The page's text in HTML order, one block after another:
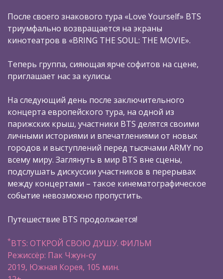
После своего знакового тура «Love Yourself» BTS
триумфально возвращается на экраны
кинотеатров в «BRING THE SOUL: THE MOVIE».
Теперь группа, сияющая ярче софитов на сцене,
приглашает нас за кулисы.
На следующий день после заключительного
концерта европейского тура, на одной из
парижских крыш, участники BTS делятся своими
личными историями и впечатлениями от новых
городов и выступлений перед тысячами ARMY по
всему миру. Заглянуть в мир BTS вне сцены,
подслушать дискуссии участников в перерывах
между концертами – такое кинематографическое
событие невозможно пропустить.
Путешествие BTS продолжается!
*BTS: ОТКРОЙ СВОЮ ДУШУ. ФИЛЬМ
Режиссёр: Пак Чжун-су
2019, Южная Корея, 105 мин.